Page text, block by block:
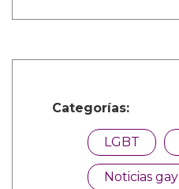
Categorías:
LGBT
Noticias gay